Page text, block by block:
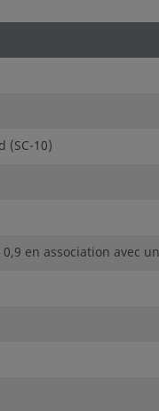
(SC-10)
en association avec